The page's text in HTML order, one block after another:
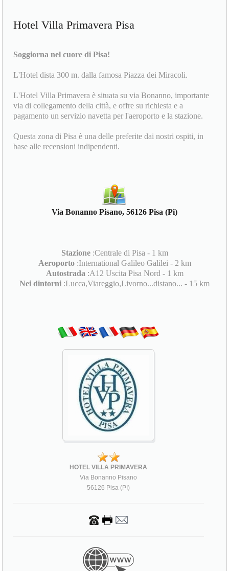
Hotel Villa Primavera Pisa
Soggiorna nel cuore di Pisa!
L'Hotel dista 300 m. dalla famosa Piazza dei Miracoli.
L'Hotel Villa Primavera è situata su via Bonanno, importante
via di collegamento della città, e offre su richiesta e a
pagamento un servizio navetta per l'aeroporto e la stazione.
Questa zona di Pisa è una delle preferite dai nostri ospiti, in
base alle recensioni indipendenti.
Via Bonanno Pisano, 56126 Pisa (Pi)
Stazione:Centrale di Pisa - 1 km
Aeroporto:International Galileo Galilei - 2 km
Autostrada :A12 Uscita Pisa Nord - 1 km
Nei dintorni :Lucca,Viareggio,Livorno...distano... - 15 km
HOTEL VILLA PRIMAVERA
Via Bonanno Pisano
56126 Pisa (PI)